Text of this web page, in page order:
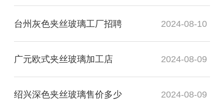
台州灰色夹丝玻璃工厂招聘 2024-08-10
广元欧式夹丝玻璃加工店 2024-08-09
绍兴深色夹丝玻璃售价多少 2024-08-09